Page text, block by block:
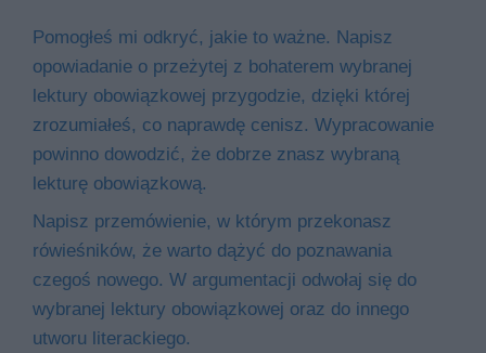
Pomogłeś mi odkryć, jakie to ważne. Napisz
opowiadanie o przeżytej z bohaterem wybranej
lektury obowiązkowej przygodzie, dzięki której
zrozumiałeś, co naprawdę cenisz. Wypracowanie
powinno dowodzić, że dobrze znasz wybraną
lekturę obowiązkową.
Napisz przemówienie, w którym przekonasz
rówieśników, że warto dążyć do poznawania
czegoś nowego. W argumentacji odwołaj się do
wybranej lektury obowiązkowej oraz do innego
utworu literackiego.